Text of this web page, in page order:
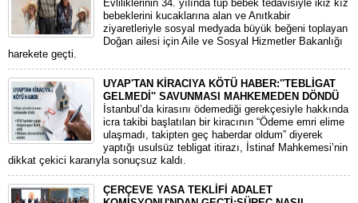
​Evliliklerinin 34. yılında tüp bebek tedavisiyle ikiz kız
bebeklerini kucaklarına alan ve Anıtkabir
ziyaretleriyle sosyal medyada büyük beğeni toplayan
Doğan ailesi için Aile ve Sosyal Hizmetler Bakanlığı
harekete geçti.
UYAP'TAN KİRACIYA KÖTÜ HABER:''TEBLİGAT
GELMEDİ'' SAVUNMASI MAHKEMEDEN DÖNDÜ
​İstanbul’da kirasını ödemediği gerekçesiyle hakkında
icra takibi başlatılan bir kiracının “Ödeme emri elime
ulaşmadı, takipten geç haberdar oldum” diyerek
yaptığı usulsüz tebligat itirazı, İstinaf Mahkemesi’nin
dikkat çekici kararıyla sonuçsuz kaldı.
ÇERÇEVE YASA TEKLİFİ ADALET